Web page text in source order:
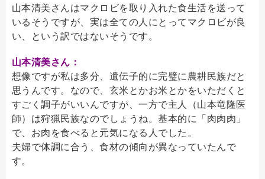
山本清美さんはマクロビを取り入れた食生活を送って
いるそうですが、実は全ての人にとってマクロビが良
い、という訳ではないそうです。
山本清美さん：
想像ですが私は多分、遺伝子的に完璧に農耕民族だと
思うんです。なので、玄米とかお米とかをいただくと
すごく調子がいいんですが、一方で主人（山本竜隆医
師）は狩猟民族なのでしょうね。基本的に「肉肉肉」
で、お肉を食べると元気になる人でした。
夫婦で体調に合う、食材の傾向が異なっていたんで
す。